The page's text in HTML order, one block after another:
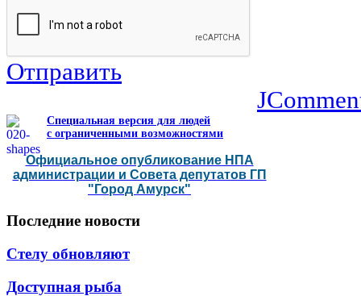
Отправить
Специальная версия для людей
с ограниченными возможностями
Официальное опубликование НПА
администрации и Совета депутатов ГП
"Город Амурск"
Последние новости
Стелу обновляют
Доступная рыба